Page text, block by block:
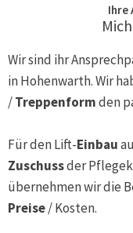
Ihre
Wir sind ihr
inHohenwarth. Wir
/Treppenformden
Für den Lift-Einbau
Zuschussder
übernehmen wir die
Preise/ Kosten.